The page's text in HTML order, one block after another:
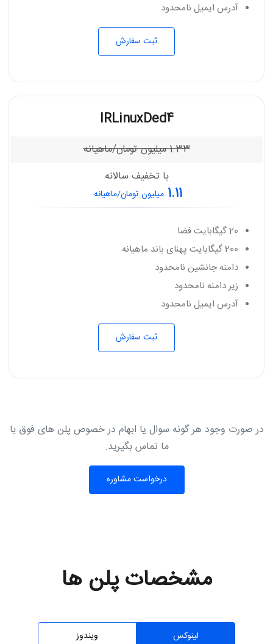
آدرس ایمیل نامحدود
ثبت سفارش
IRLinuxDed4
1.33میلیون تومان/ماهیانه
با تخفیف سالانه
1.11 میلیون تومان/ماهیانه
20 گیگابایت فضا
200 گیگابایت پهنای باند ماهیانه
دامنه جانشین نامحدود
زیر دامنه نامحدود
آدرس ایمیل نامحدود
ثبت سفارش
در صورت وجود هر گونه سوال یا ابهام در خصوص پلن های فوق با
ما تماس بگیرید.
درخواست مشاوره
مشخصات پلن ها
لینوکس ویندوز